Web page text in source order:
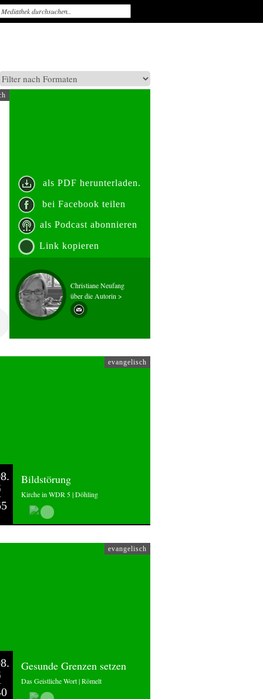
als PDF herunterladen.
bei Facebook teilen
als Podcast abonnieren
Link kopieren
Christiane Neufang
über die Autorin >
evangelisch
Bildstörung
Kirche in WDR 5 | Döhling
evangelisch
Gesunde Grenzen setzen
Das Geistliche Wort | Römelt